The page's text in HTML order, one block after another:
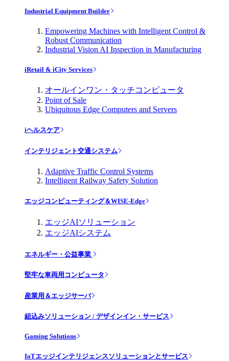
Industrial Equipment Builder
Empowering Machines with Intelligent Control &
Robust Communication
Industrial Vision AI Inspection in Manufacturing
iRetail & iCity Services
オールインワン・タッチコンピュータ
Point of Sale
Ubiquitous Edge Computers and Servers
iヘルスケア
インテリジェント交通システム
Adaptive Traffic Control Systems
Intelligent Railway Safety Solution
エッジコンピューティング＆WISE-Edge
エッジAIソリューション
エッジAIシステム
エネルギー・公益事業
堅牢な車両用コンピュータ
産業用＆エッジサーバ
組込みソリューション / デザインイン・サービス
Gaming Solutions
IoTエッジインテリジェンスソリューションとサービス